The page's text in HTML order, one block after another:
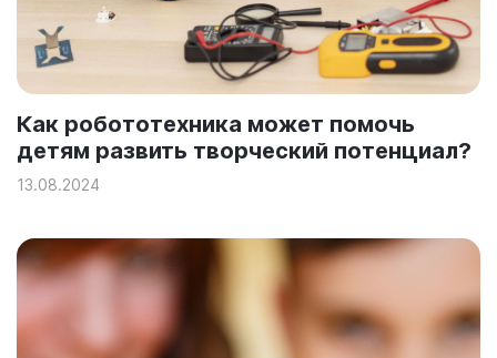
Как робототехника может помочь
детям развить творческий потенциал?
13.08.2024